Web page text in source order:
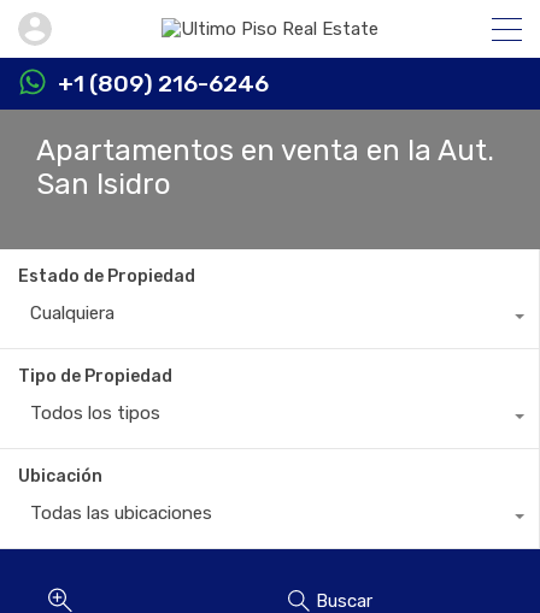
+1 (809) 216-6246
Apartamentos en venta en la Aut.
San Isidro
Estado de Propiedad
Cualquiera
Tipo de Propiedad
Todos los tipos
Ubicación
Todas las ubicaciones
Buscar